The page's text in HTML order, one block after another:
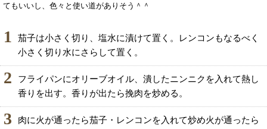
てもいいし、色々と使い道がありそう＾＾
1
茄子は小さく切り、塩水に漬けて置く。レンコンもなるべく
小さく切り水にさらして置く。
2
フライパンにオリーブオイル、潰したニンニクを入れて熱し
香りを出す。香りが出たら挽肉を炒める。
3
肉に火が通ったら茄子・レンコンを入れて炒め火が通ったら